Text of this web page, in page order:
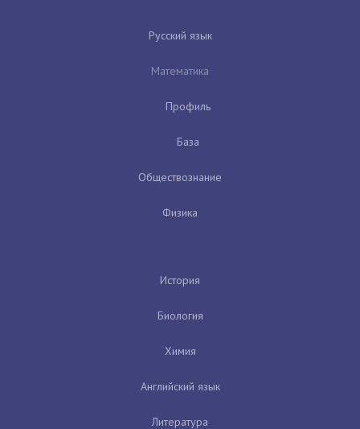
Русский язык
Математика
Профиль
База
Обществознание
Физика
История
Биология
Химия
Английский язык
Литература